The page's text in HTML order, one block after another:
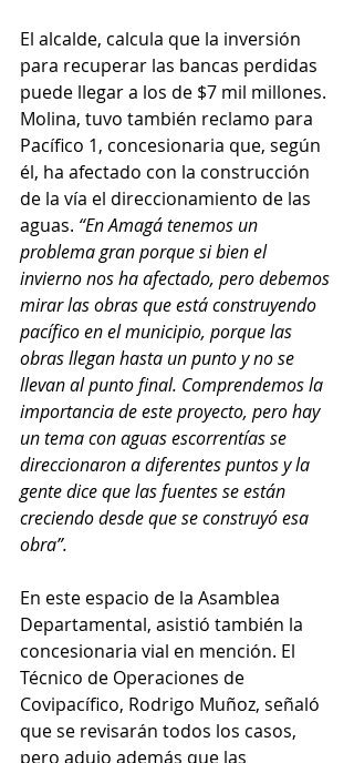
El alcalde, calcula que la inversión
para recuperar las bancas perdidas
puede llegar a los de $7 mil millones.
Molina, tuvo también reclamo para
Pacífico 1, concesionaria que, según
él, ha afectado con la construcción
de la vía el direccionamiento de las
aguas. “En Amagá tenemos un
problema gran porque si bien el
invierno nos ha afectado, pero debemos
mirar las obras que está construyendo
pacífico en el municipio, porque las
obras llegan hasta un punto y no se
llevan al punto final. Comprendemos la
importancia de este proyecto, pero hay
un tema con aguas escorrentías se
direccionaron a diferentes puntos y la
gente dice que las fuentes se están
creciendo desde que se construyó esa
obra”.
En este espacio de la Asamblea
Departamental, asistió también la
concesionaria vial en mención. El
Técnico de Operaciones de
Covipacífico, Rodrigo Muñoz, señaló
que se revisarán todos los casos,
pero adujo además que las